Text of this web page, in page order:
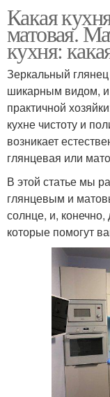
Какая
матовая.
кухня:
Зеркальный
шикарным видом, и
практичной
кухне чистоту и
возникает
глянцевая или
В этой статье мы
глянцевым и
солнце, и,
которые помогут